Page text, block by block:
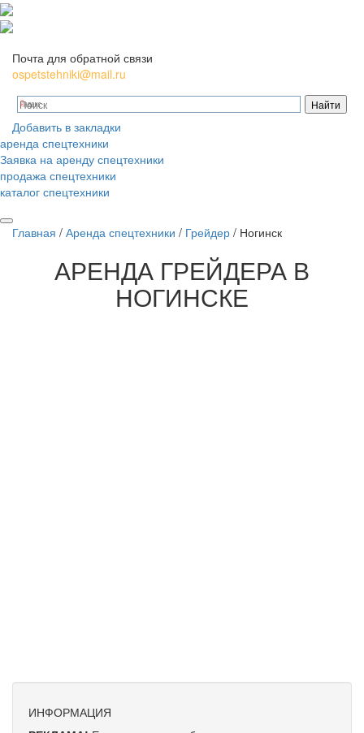
Почта для обратной связи
ospetstehniki@mail.ru
Добавить в закладки
аренда спецтехники
Заявка на аренду спецтехники
продажа спецтехники
каталог спецтехники
Главная / Аренда спецтехники / Грейдер / Ногинск
АРЕНДА ГРЕЙДЕРА В
НОГИНСКЕ
ИНФОРМАЦИЯ